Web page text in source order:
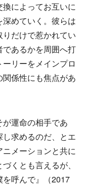
によってお互いに
めていく。彼らは
だけで惹かれてい
あるかを周囲へ打
リーをメインプロ
係性にも焦点があ
運命の相手であ
求めるのだ、とエ
メーションと共に
くとも言えるが、
呼んで』（2017